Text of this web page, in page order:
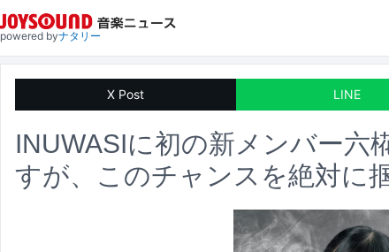
powered byナタリー
X Post LINE
INUWASIに初の新メンバー六
すが、このチャンスを絶対に